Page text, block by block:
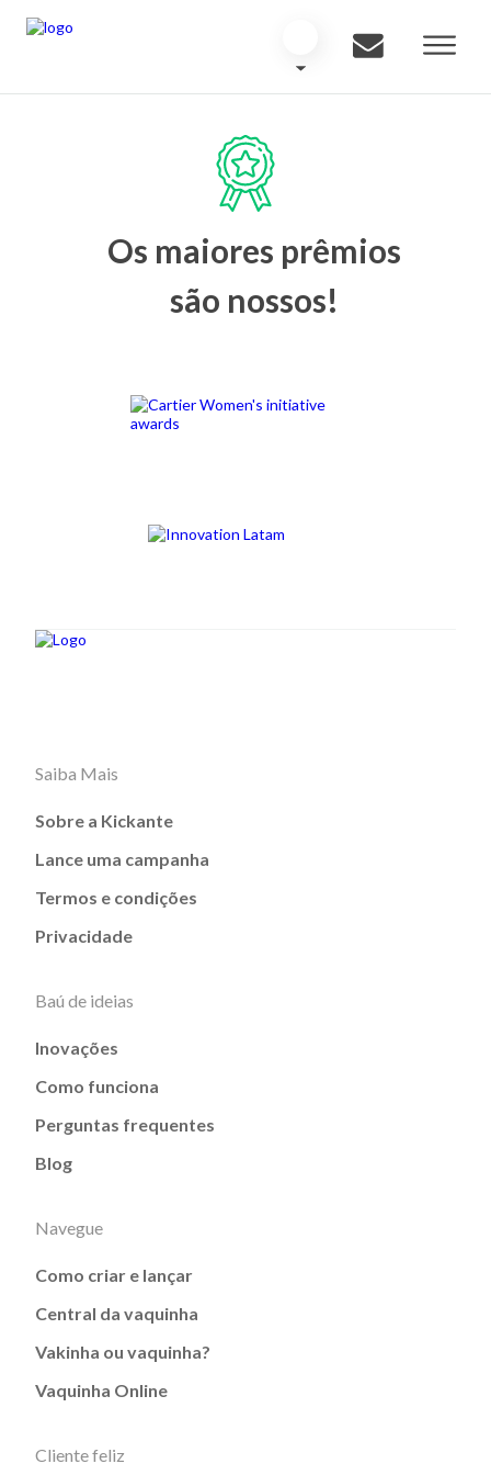
Os maiores prêmios
são nossos!
Saiba Mais
Sobre a Kickante
Lance uma campanha
Termos e condições
Privacidade
Baú de ideias
Inovações
Como funciona
Perguntas frequentes
Blog
Navegue
Como criar e lançar
Central da vaquinha
Vakinha ou vaquinha?
Vaquinha Online
Cliente feliz